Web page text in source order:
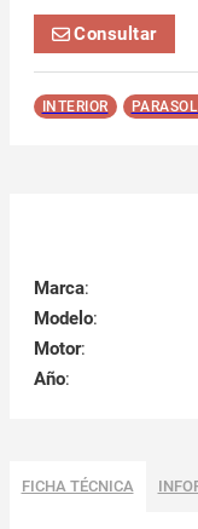
Consultar
INTERIOR
Marca:
Modelo:
Motor:
Año:
FICHA TÉCNICA